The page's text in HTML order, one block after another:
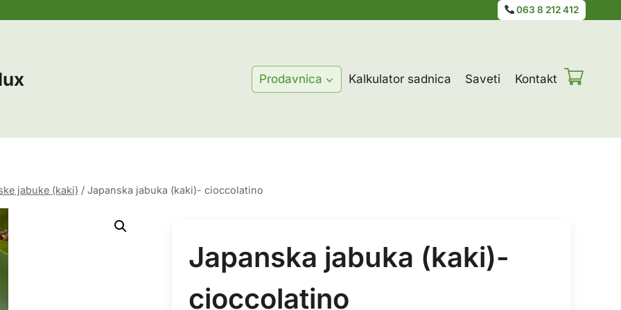
063 8 212 412
Prodavnica Kalkulator sadnica Saveti Kontakt
jabuke (kaki) / Japanska jabuka (kaki)- cioccolatino
Japanska jabuka (kaki)-
cioccolatino